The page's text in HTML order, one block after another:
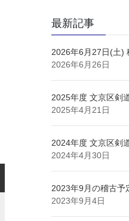
最新記事
2026年6月27日(土)
2026年6月26日
2025年度 文京区剣
2025年4月21日
2024年度 文京区剣
2024年4月30日
2023年9月の稽古予
2023年9月4日